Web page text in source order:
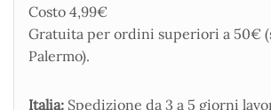
Costo 4,99€
Gratuita per ordini superiori a 50€
Palermo).
Italia: Spedizione da 3 a 5 giorni